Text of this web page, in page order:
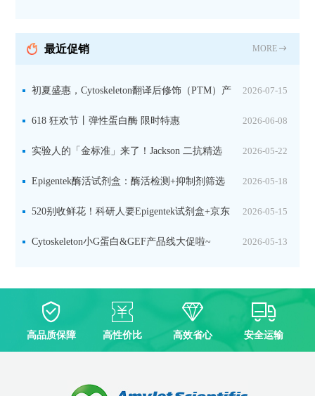
最近促销 MORE
2026-07-15
初夏盛惠，Cytoskeleton翻译后修饰（PTM）产
品线放价啦！ 2026-06-08
618 狂欢节丨弹性蛋白酶 限时特惠
2026-05-22
实验人的「金标准」来了！Jackson 二抗精选
限时一口价，手慢无！ 2026-05-18
Epigentek酶活试剂盒：酶活检测+抑制剂筛选
双赋能，下单即赠京东卡 2026-05-15
520别收鲜花！科研人要Epigentek试剂盒+京东
卡！ 2026-05-13
Cytoskeleton小G蛋白&GEF产品线大促啦~
高品质保障 高性价比 高效省心 安全运输